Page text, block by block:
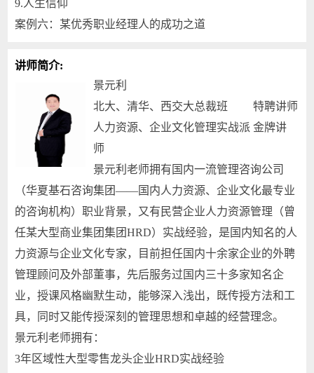
9.人生信仰
案例六：某优秀职业经理人的成功之道
讲师简介:
景元利
北大、清华、西交大总裁班 特聘讲师
人力资源、企业文化管理实战派 金牌讲
师
景元利老师拥有国内一流管理咨询公司
（华夏基石咨询集团——国内人力资源、企业文化最专业
的咨询机构）职业背景，又有民营企业人力资源管理（曾
任某大型商业集团集团HRD）实战经验，是国内知名的人
力资源与企业文化专家，目前担任国内十余家企业的外聘
管理顾问及外部董事，先后服务过国内三十多家知名企
业，授课风格幽默生动，能够深入浅出，既传授方法和工
具，同时又能传授深刻的管理思想和卓越的经营理念。
景元利老师拥有：
3年区域性大型零售龙头企业HRD实战经验